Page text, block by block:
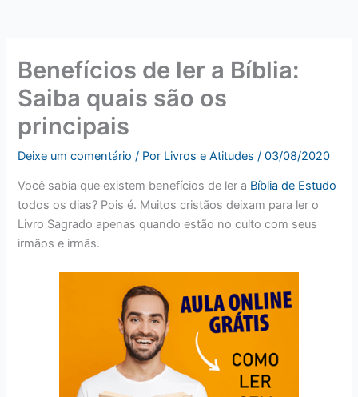
Benefícios de ler a Bíblia:
Saiba quais são os
principais
Deixe um comentário / Por Livros e Atitudes/03/08/2020
Você sabia que existem benefícios de ler a Bíblia de Estudo
todos os dias? Pois é. Muitos cristãos deixam para ler o
Livro Sagrado apenas quando estão no culto com seus
irmãos e irmãs.